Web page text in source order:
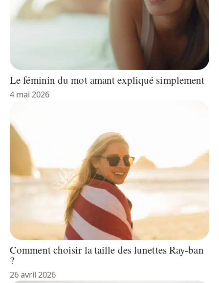
Le féminin du mot amant expliqué simplement
4 mai 2026
Comment choisir la taille des lunettes Ray-ban
?
26 avril 2026